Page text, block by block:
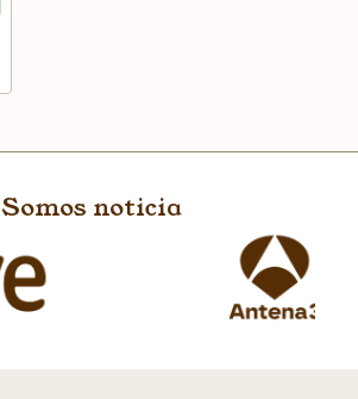
Somos noticia